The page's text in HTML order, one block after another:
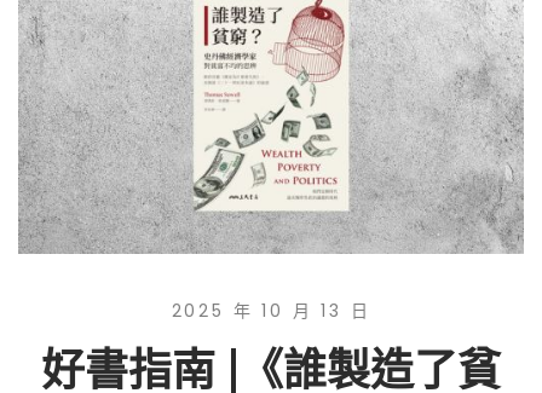
2025 年 10 月 13 日
好書指南 |《誰製造了貧